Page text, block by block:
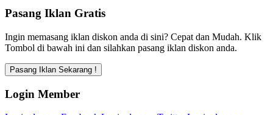
Pasang Iklan Gratis
Ingin memasang iklan diskon anda di sini? Cepat dan Mudah. Klik
Tombol di bawah ini dan silahkan pasang iklan diskon anda.
Login Member